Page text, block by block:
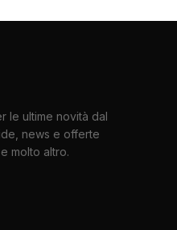
le ultime novità dal
news e offerte
molto altro.